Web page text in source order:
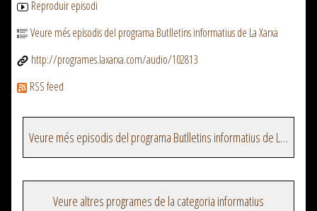
Reproduir episodi
Veure més episodis del programa Butlletins informatius de La Xarxa
http://programes.laxarxa.com/audio/102813
RSS feed
Veure més episodis del programa Butlletins informatius de La Xarxa
Veure altres programes de la categoria informatius